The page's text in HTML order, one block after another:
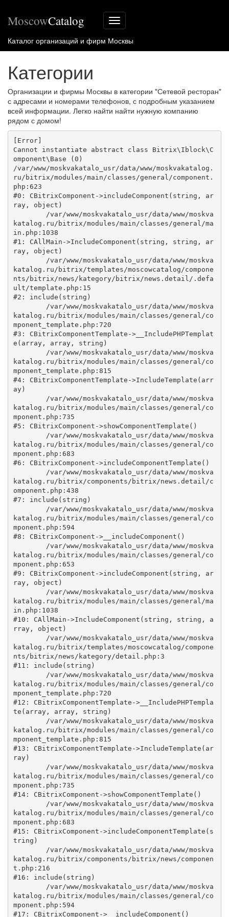
Меню
сайта
MoscowCatalog
Каталог организаций и фирм Москвы
Категории
Организации и фирмы Москвы в категории "Сетевой ресторан"
с адресами и номерами телефонов, с подробным указанием
всей информации. Легко найти найти нужную компанию
рядом с домом!
[Error]
Cannot instantiate abstract class Bitrix\Iblock\C
omponent\Base (0)
/var/www/moskvakatalo_usr/data/www/moskvakatalog.
ru/bitrix/modules/main/classes/general/component.
php:623
#0: CBitrixComponent->includeComponent(string, ar
ray, object)
katalog.ru/bitrix/modules/main/classes/general/ma
in.php:1038
#1: CAllMain->IncludeComponent(string, string, ar
ray, object)
katalog.ru/bitrix/templates/moscowcatalog/compone
nts/bitrix/news/kategory/bitrix/news.detail/.defa
ult/template.php:15
#2: include(string)
katalog.ru/bitrix/modules/main/classes/general/co
mponent_template.php:720
#3: CBitrixComponentTemplate->__IncludePHPTemplat
e(array, array, string)
katalog.ru/bitrix/modules/main/classes/general/co
mponent_template.php:815
#4: CBitrixComponentTemplate->IncludeTemplate(arr
ay)
katalog.ru/bitrix/modules/main/classes/general/co
mponent.php:735
#5: CBitrixComponent->showComponentTemplate()
katalog.ru/bitrix/modules/main/classes/general/co
mponent.php:683
#6: CBitrixComponent->includeComponentTemplate()
katalog.ru/bitrix/components/bitrix/news.detail/c
omponent.php:438
#7: include(string)
katalog.ru/bitrix/modules/main/classes/general/co
mponent.php:594
#8: CBitrixComponent->__includeComponent()
katalog.ru/bitrix/modules/main/classes/general/co
mponent.php:653
#9: CBitrixComponent->includeComponent(string, ar
ray, object)
katalog.ru/bitrix/modules/main/classes/general/ma
in.php:1038
#10: CAllMain->IncludeComponent(string, string, a
rray, object)
katalog.ru/bitrix/templates/moscowcatalog/compone
nts/bitrix/news/kategory/detail.php:3
#11: include(string)
katalog.ru/bitrix/modules/main/classes/general/co
mponent_template.php:720
#12: CBitrixComponentTemplate->__IncludePHPTempla
te(array, array, string)
katalog.ru/bitrix/modules/main/classes/general/co
mponent_template.php:815
#13: CBitrixComponentTemplate->IncludeTemplate(ar
ray)
katalog.ru/bitrix/modules/main/classes/general/co
mponent.php:735
#14: CBitrixComponent->showComponentTemplate()
katalog.ru/bitrix/modules/main/classes/general/co
mponent.php:683
#15: CBitrixComponent->includeComponentTemplate(s
tring)
katalog.ru/bitrix/components/bitrix/news/componen
t.php:216
#16: include(string)
katalog.ru/bitrix/modules/main/classes/general/co
mponent.php:594
#17: CBitrixComponent->__includeComponent()